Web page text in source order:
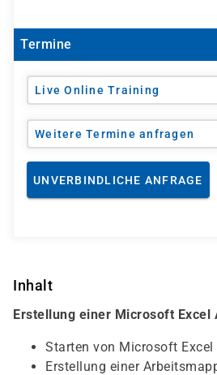
Termine
Live Online Training
Weitere Termine anfragen
UNVERBINDLICHE ANFRAGE
Inhalt
Erstellung einer Microsoft Excel
Starten von Microsoft Excel
Erstellung einer